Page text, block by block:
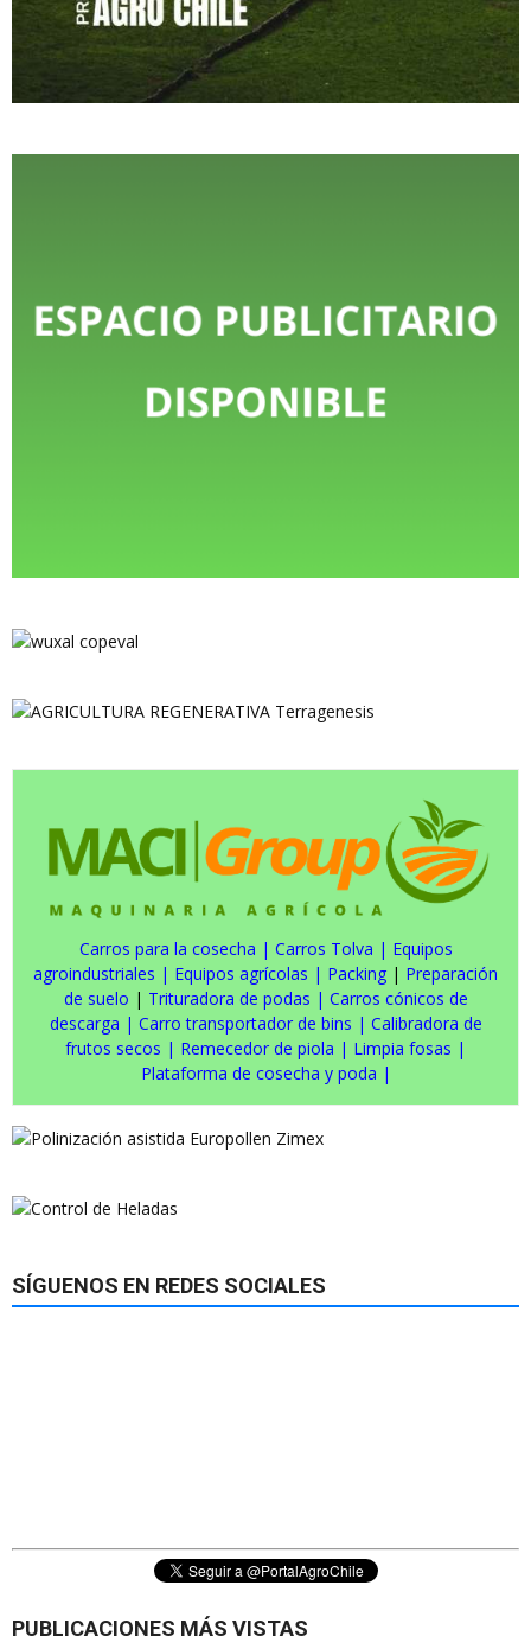
Carros para la cosecha | Carros Tolva | Equipos
agroindustriales | Equipos agrícolas | Packing | Preparación
de suelo | Trituradora de podas | Carros cónicos de
descarga | Carro transportador de bins | Calibradora de
frutos secos | Remecedor de piola | Limpia fosas |
Plataforma de cosecha y poda |
SÍGUENOS EN REDES SOCIALES
PUBLICACIONES MÁS VISTAS